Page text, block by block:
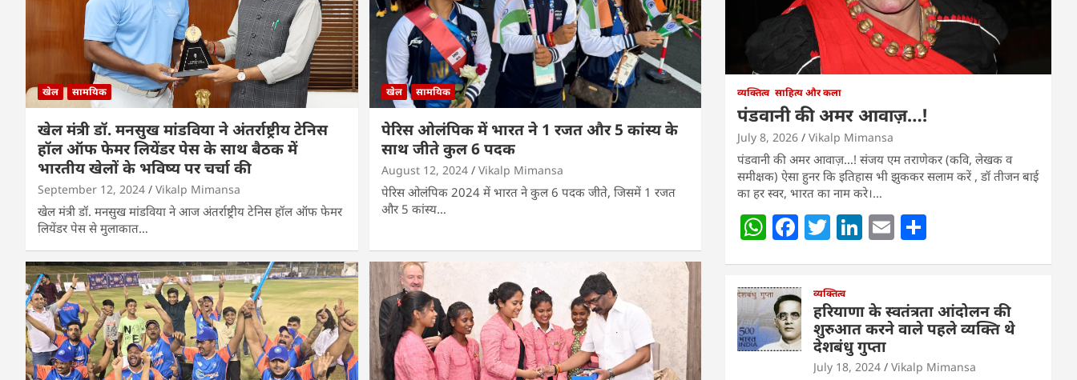
खेल सामयिक
खेल मंत्री डॉ. मनसुख मांडविया ने अंतर्राष्ट्रीय टेनिस
हॉल ऑफ फेमर लियेंडर पेस के साथ बैठक में
भारतीय खेलों के भविष्य पर चर्चा की
September 12, 2024 Vikalp Mimansa
खेल मंत्री डॉ. मनसुख मांडविया ने आज अंतर्राष्ट्रीय टेनिस हॉल ऑफ फेमर
लियेंडर पेस से मुलाकात…
खेल सामयिक
पेरिस ओलंपिक में भारत ने 1 रजत और 5 कांस्य के
साथ जीते कुल 6 पदक
August 12, 2024 Vikalp Mimansa
पेरिस ओलंपिक 2024 में भारत ने कुल 6 पदक जीते, जिसमें 1 रजत
और 5 कांस्य…
व्यक्तित्व साहित्य और कला
पंडवानी की अमर आवाज़…!
July 8, 2026 Vikalp Mimansa
पंडवानी की अमर आवाज़…! संजय एम तराणेकर (कवि, लेखक व
समीक्षक) ऐसा हुनर कि इतिहास भी झुककर सलाम करें , डॉ तीजन बाई
का हर स्वर, भारत का नाम करे।…
W
at
s
A
p
F
c
e
b
o
T
er
Li
e
dI
n
E
l e
व्यक्तित्व
हरियाणा के स्वतंत्रता आंदोलन की
शुरुआत करने वाले पहले व्यक्ति थे
देशबंधु गुप्ता
July 18, 2024 Vikalp Mimansa